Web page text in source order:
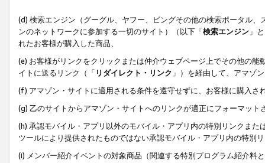
(d) 検索エンジン（グーグル、ヤフー、ビングその他の検索ポータル
ンのネットワークに参加する一切のサイト）（以下「検索エンジン 」
れたお客様が購入した商品、
(e) お客様がリンクをクリックまたは仲介ウェブページ上でその他の
イトに送るリンク（「 リダイレクト・リンク 」）を経由して、アマゾ
(f) アマゾン・サイトに適用される条件を遵守せずに、お客様に購入さ
(g) 乙のサイトからアマゾン・サイトへのリンクが適正にフォーマッ
(h) 承認モバイル・アプリ以外のモバイル・アプリ内の特別リンクま
ツールにより提供されたものではない承認モバイル・アプリ内の特別
(i) メンバー紹介イベントの対象商品（関連する特別プログラム紹介料